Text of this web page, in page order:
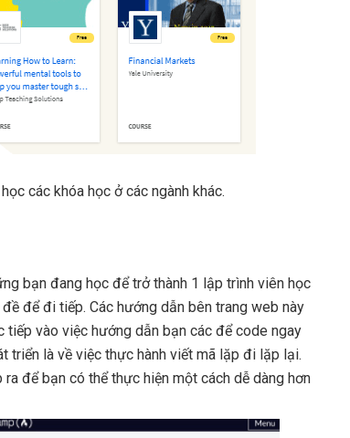
các khóa học ở các ngành khác.
bạn đang học để trở thành 1 lập trình viên học
để đi tiếp. Các hướng dẫn bên trang web này
vào việc hướng dẫn bạn các để code ngay
triển là về việc thực hành viết mã lặp đi lặp lại.
để bạn có thể thực hiện một cách dễ dàng hơn